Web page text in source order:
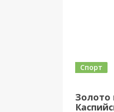
Золото
Спорт